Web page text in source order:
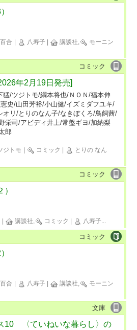
百合 八寿子 講談社,
モーニン
コミック
年2月19日発売]
/ツジトモ/綱本将也/ＮＯＮ/福本伸
史/山田芳裕/小山健/イズミダフユキ/
リ/とりのなん子/なきぼくろ/鳥飼茜/
栄司/アビディ井上/常盤ギヨ/加納梨
郎
ジトモ コミック
とりの なん
コミック
講談社, コミック 八寿子...
コミック
百合 八寿子 講談社,
モーニン
文庫
10 〈ていねいな暮らし〉の